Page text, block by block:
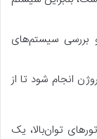
بررسی سیستم‌های
انجام شود تا از
توان‌بالا، یک